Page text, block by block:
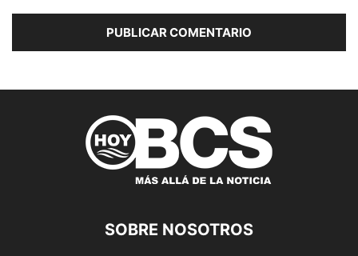
SOBRE NOSOTROS